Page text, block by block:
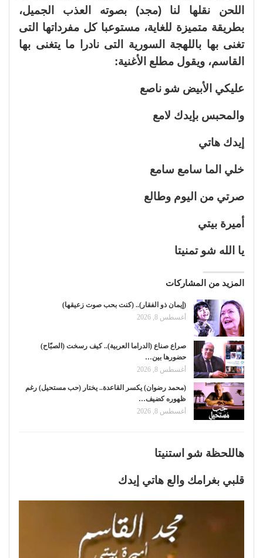
اللحن نقلها لنا (مجد) بصوته العذب الجميل،
بطريقة متميزة للغاية، مستوعبا كل مفرداتها التى
تغنى بها باللهجة السورية التى نادرا ما يتغنى بها
القاسم، ويقول مطلع الأغنية:
عليكي الأبيض شو ناصع
والمحبس بإيدك لامع
إيدك هاتي
خلي الما سامع سامع
صرتي من اليوم وطالع
أميرة بيتي
يا الله شو تمنيتا
المزيد من المشاركات
(إيمان ذو الفقار).. (كنت بحب صوت زعيقها)
أغسطس 8, 2026
صراع صناع (الدراما العربية).. كيف رسخت (الصبّاح)
حضورها بين…
أغسطس 8, 2026
(محمد رضوان) يكسر القاعدة.. يختار (حب مستحيل) رغم
ظهوره كضيف…
أغسطس 8, 2026
هاللحظة شو استنيتا
قلبي بغرامك والع هاتي إيدك